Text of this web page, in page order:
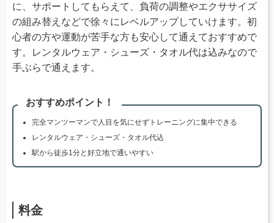
に、サポートしてもらえて、負荷の調整やエクササイズ
の組み替えなどで徐々にレベルアップしていけます。初
心者の方や運動が苦手な方も安心して通えておすすめで
す。レンタルウェア・シューズ・タオル代は込みなので
手ぶらで通えます。
おすすめポイント！
完全マンツーマンで人目を気にせずトレーニングに集中できる
レンタルウェア・シューズ・タオル代込
駅から徒歩1分と好立地で通いやすい
料金